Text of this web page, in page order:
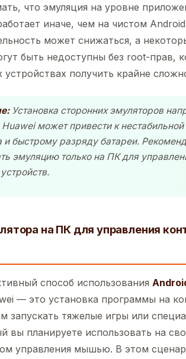
что эмуляция на уровне
иначе, чем на чистом
может снижаться, а
быть недоступны без root-прав,
получить крайне
Установка сторонних эмуляторов
Huawei может привести к нестабильной
и быстрому разряду батареи.
эмуляцию только на ПК для
на ПК для управления
способ использования
— это установка программы на
запускать тяжелые игры или
вы планируете использовать на
управления мышью. В этом